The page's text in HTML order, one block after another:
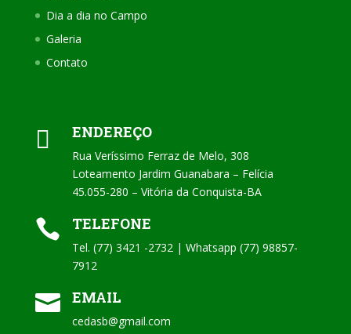
Dia a dia no Campo
Galeria
Contato
 ENDEREÇO
Rua Veríssimo Ferraz de Melo, 308
Loteamento Jardim Guanabara – Felícia
45.055-280 – Vitória da Conquista-BA
 TELEFONE
Tel. (77) 3421 -2732 | Whatsapp (77) 98857-
7912
 EMAIL
cedasb@gmail.com